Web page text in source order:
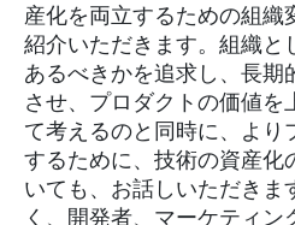
産化を両立するための組織
紹介いただきます。組織と
あるべきかを追求し、長期
させ、プロダクトの価値を
て考えるのと同時に、より
するために、技術の資産化
いても、お話しいただきま
く、開発者、マーケティン